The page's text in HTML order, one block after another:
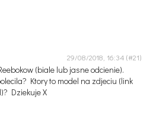
29/08/2018, 16:34
(biale lub jasne odcienie).
Ktory to model na zdjeciu (link
Dziekuje X